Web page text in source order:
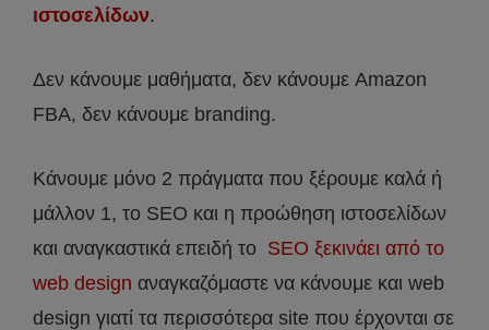
ιστοσελίδων.
Δεν κάνουμε μαθήματα, δεν κάνουμε Amazon
FBA, δεν κάνουμε branding.
Κάνουμε μόνο 2 πράγματα που ξέρουμε καλά ή
μάλλον 1, το SEO και η προώθηση ιστοσελίδων
και αναγκαστικά επειδή το SEO ξεκινάει από το
web design αναγκαζόμαστε να κάνουμε και web
design γιατί τα περισσότερα site που έρχονται σε